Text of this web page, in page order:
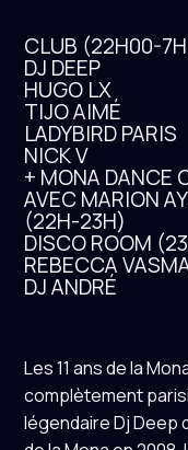
CLUB (22H00-
DJ DEEP
HUGO LX
TIJO AIMÉ
LADYBIRD PARIS
NICK V
+ MONA DANCE
AVEC MARION
(22H-23H)
DISCO ROOM
REBECCA
DJ ANDRÉ
Les 11 ans de la
complètement
légendaire Dj Deep